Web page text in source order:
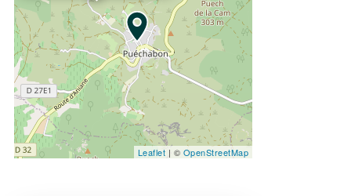
Leaflet | © OpenStreetMap